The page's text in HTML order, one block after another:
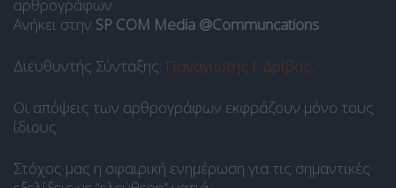
αρθρογράφων.
Ανήκει στην SP COM Media @Communcations.
Διευθυντής Σύνταξης: Παναγιώτης Ι. Δρίβας.
Οι απόψεις των αρθρογράφων εκφράζουν μόνο τους
ίδιους.
Στόχος μας η σφαιρική ενημέρωση για τις σημαντικές